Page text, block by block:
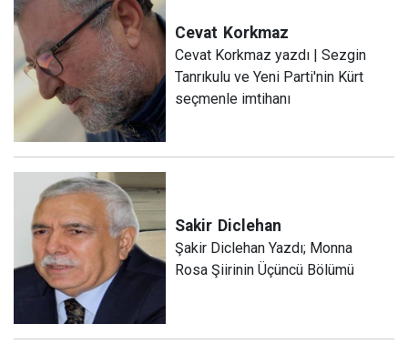
Cevat Korkmaz
Cevat Korkmaz yazdı | Sezgin
Tanrıkulu ve Yeni Parti'nin Kürt
seçmenle imtihanı
Sakir Diclehan
Şakir Diclehan Yazdı; Monna
Rosa Şiirinin Üçüncü Bölümü